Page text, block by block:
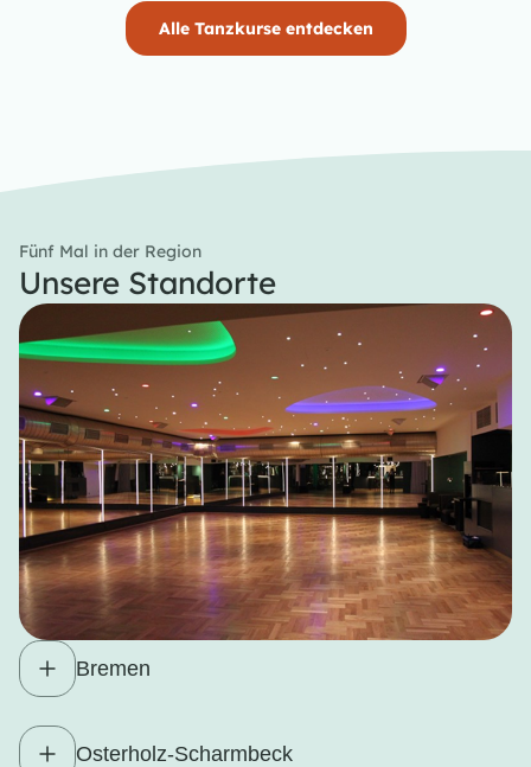
Alle Tanzkurse entdecken
Fünf Mal in der Region
Unsere Standorte
Bremen
Osterholz-Scharmbeck